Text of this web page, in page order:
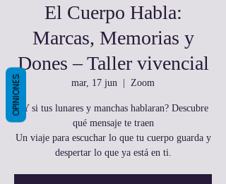
El Cuerpo Habla:
Marcas, Memorias y
Dones – Taller vivencial
mar, 17 jun
  |
Zoom
¿Y si tus lunares y manchas hablaran? Descubre
qué mensaje te traen
Un viaje para escuchar lo que tu cuerpo guarda y
despertar lo que ya está en ti.
OPINIONES